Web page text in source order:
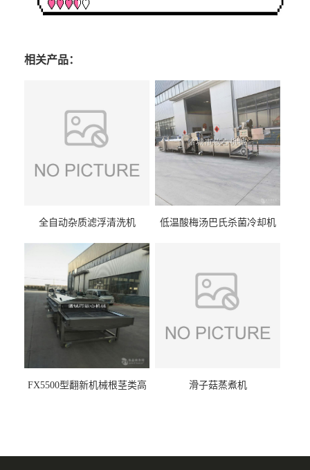
相关产品：
全自动杂质滤浮清洗机 低温酸梅汤巴氏杀菌冷却机
FX5500型翻新机械根茎类高
滑子菇蒸煮机